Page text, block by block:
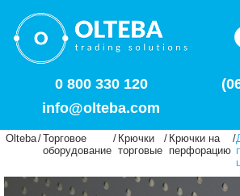
0 800 330 120
info@olteba.com
Olteba/Торговое
оборудование
/ Крючки
торговые
/ Крючки на
перфорацию
/